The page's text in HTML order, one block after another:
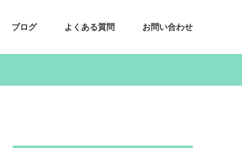
ブログ よくある質問 お問い合わせ